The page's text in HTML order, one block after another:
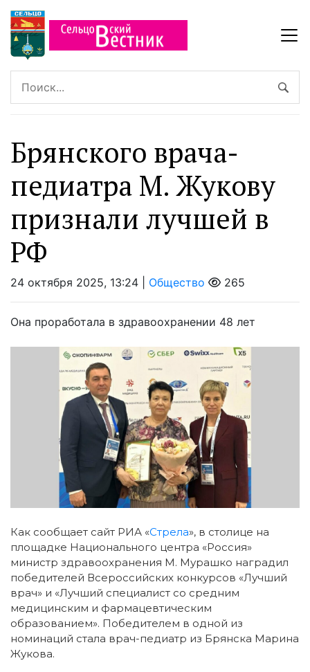
Брянского врача-
педиатра М. Жукову
признали лучшей в
РФ
24 октября 2025, 13:24 | Общество 265
Она проработала в здравоохранении 48 лет
Как сообщает сайт РИА «Стрела», в столице на
площадке Национального центра «Россия»
министр здравоохранения М. Мурашко наградил
победителей Всероссийских конкурсов «Лучший
врач» и «Лучший специалист со средним
медицинским и фармацевтическим
образованием». Победителем в одной из
номинаций стала врач-педиатр из Брянска Марина
Жукова.